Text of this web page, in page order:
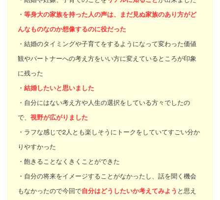
・ 等身大の家族を持った人の声は、まだ見ぬ家族のあり方がど
んなものなのか想像するのに役だった
・結婚のタイミングや子育てをするようになって変わった価値
観やパートナーへの考え方をいい方に変えているところが印象
に残った
・ 結婚したいと思いました
・自分にはない考え方や人生の選択をしている方々でしたの
で、 視野が広がりました
・ラフな感じで2人とも楽しそうにトークをしていてすごい分か
りやすかった
・飽きることなくきくことができた
・自分の将来をイメージすることがなかったし、話を聞く機会
もなかったので今回で自分はどうしたいか考えてみよう と思え